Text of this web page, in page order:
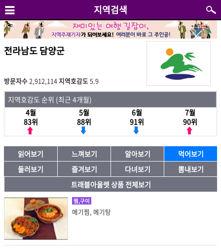
지역검색
전라남도 담양군
방문자수2,912,114지역호감도 5.9
지역호감도 순위 (최근 4개월)
4월
83위
5월
88위
6월
91위
7월
90위
읽어보기 느껴보기 알아보기
먹어보기
둘러보기
즐겨보기 다녀보기
뽐내보기
트래블아울렛 상품 전체보기
찜,구이
메기찜, 메기탕